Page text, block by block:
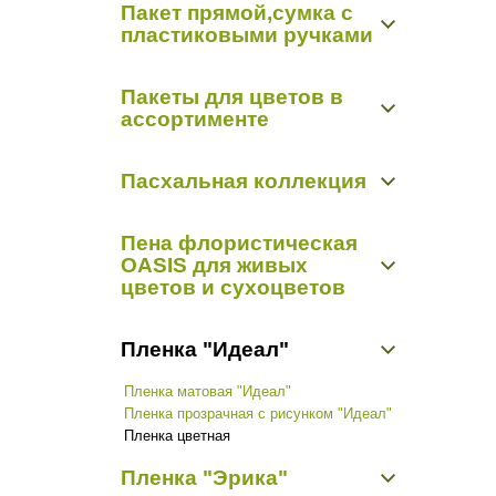
Органза-снег 0,48 м х 9,14 м
Органза-снег 0,7 м х 9,14 м
Открытки "Арт Дизайн Р"
Открытки "Мир открыток"
Пакет прямой,сумка с
пластиковыми ручками
ручками
Пакеты для цветов в
ассортименте
Пасхальная коллекция
Пена флористическая
OASIS для живых
цветов и сухоцветов
Пиафлор фигурный
Пленка "Идеал"
Пленка матовая "Идеал"
Пленка прозрачная с рисунком "Идеал"
Пленка цветная
Пленка "Эрика"